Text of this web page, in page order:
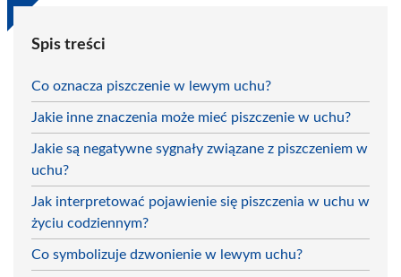
Spis treści
Co oznacza piszczenie w lewym uchu?
Jakie inne znaczenia może mieć piszczenie w uchu?
Jakie są negatywne sygnały związane z piszczeniem w
uchu?
Jak interpretować pojawienie się piszczenia w uchu w
życiu codziennym?
Co symbolizuje dzwonienie w lewym uchu?